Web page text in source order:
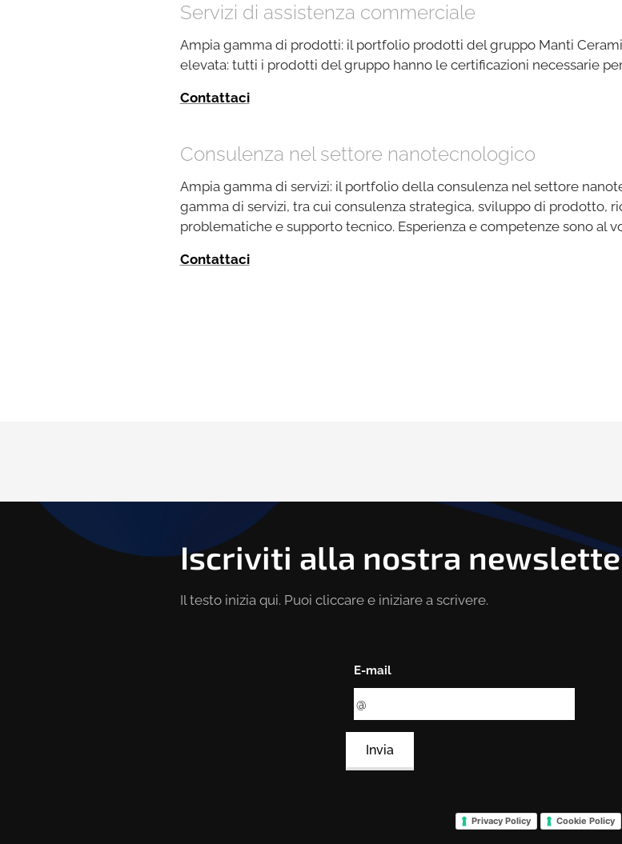
Servizi di assistenza commerciale
Ampia gamma di prodotti: il portfolio prodotti del gruppo Manti
elevata: tutti i prodotti del gruppo hanno le certificazioni necessarie
Contattaci
Consulenza nel settore nanotecnologico
Ampia gamma di servizi: il portfolio della consulenza nel settore
gamma di servizi, tra cui consulenza strategica, sviluppo di prodotto,
problematiche e supporto tecnico. Esperienza e competenze sono al
Contattaci
Iscriviti alla nostra
Il testo inizia qui. Puoi cliccare e iniziare a scrivere.
E-mail
Invia
Privacy Policy Cookie Policy